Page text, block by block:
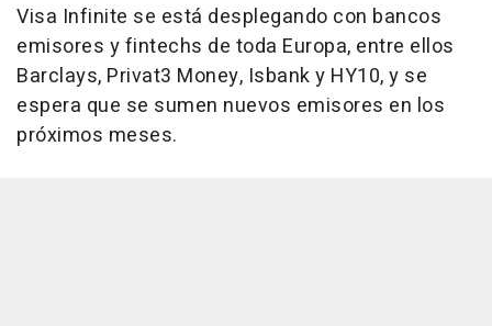
Visa Infinite se está desplegando con bancos
emisores y fintechs de toda Europa, entre ellos
Barclays, Privat3 Money, Isbank y HY10, y se
espera que se sumen nuevos emisores en los
próximos meses.